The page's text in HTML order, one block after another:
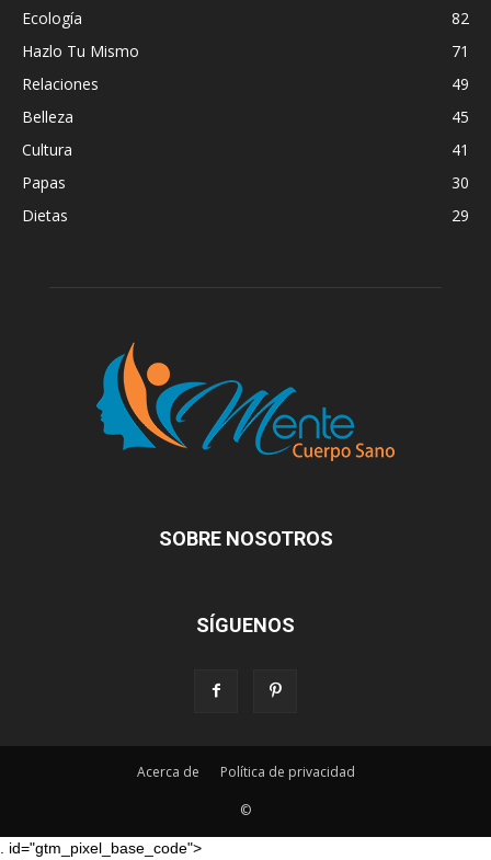
Ecología
82
Hazlo Tu Mismo
71
Relaciones
49
Belleza
45
Cultura
41
Papas
30
Dietas
29
SOBRE NOSOTROS
SÍGUENOS
Acerca de Política de privacidad
©
. id="gtm_pixel_base_code">